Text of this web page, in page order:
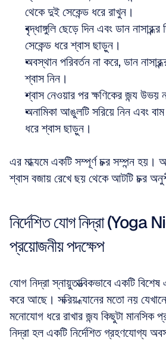
থেকে দুই সেকেন্ড ধরে রাখুন।
বৃদ্ধাঙ্গুলি ছেড়ে দিন এবং ডান
সেকেন্ড ধরে শ্বাস ছাড়ুন।
অবস্থান পরিবর্তন না করে, ডান
শ্বাস নিন।
শ্বাস নেওয়ার পর ক্ষণিকের জন্য উভয়
অনামিকা আঙুলটি সরিয়ে নিন এবং বাম
ধরে শ্বাস ছাড়ুন।
এর মাধ্যমে একটি সম্পূর্ণ চক্র সম্পন্ন হয়।
শ্বাস বজায় রেখে ছয় থেকে আটটি চক্র
নির্দেশিত যোগ নিদ্রা (Yoga
প্রয়োজনীয় পদক্ষেপ
যোগ নিদ্রা স্নায়ুতাত্ত্বিকভাবে একটি
করে আছে। সক্রিয় ধ্যানের মতো নয়
মনোযোগ ধরে রাখার জন্য কিছুটা মানসিক
নিদ্রা হল একটি নির্দেশিত গ্রহণযোগ্য